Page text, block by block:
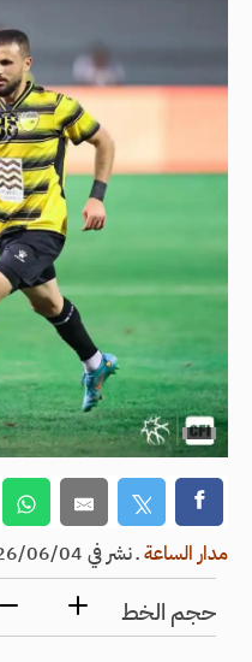
مدار الساعةـنشر في 2026/06/04 الساعة 11:21
حجم الخط